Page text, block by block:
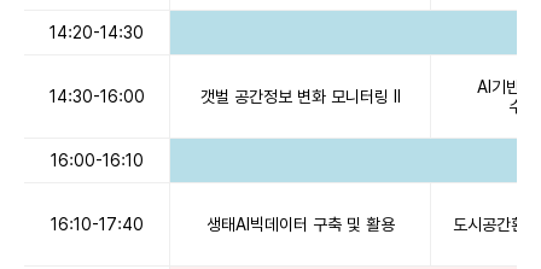
14:20-14:30
14:30-16:00 갯벌 공간정보 변화 모니터링 II
AI기반
수
16:00-16:10
16:10-17:40 생태AI빅데이터 구축 및 활용 도시공간환